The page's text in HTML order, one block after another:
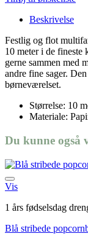
Beskrivelse
Festlig og flot
10 meter i de fineste
gerne sammen med
andre fine sager.
børneværelset.
Størrelse: 10
Materiale:
Du kunne også
Vis
1 års fødselsdag
Blå stribede